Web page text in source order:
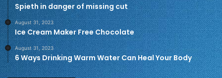
Spieth in danger of missing cut
August 31, 2023
Ice Cream Maker Free Chocolate
August 31, 2023
6 Ways Drinking Warm Water Can Heal Your Body